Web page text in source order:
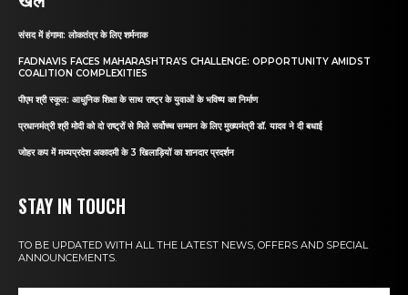
संसद में हंगामा: लोकतंत्र के लिए शर्मनाक
FADNAVIS FACES MAHARASHTRA’S CHALLENGE: OPPORTUNITY AMIDST
COALITION COMPLEXITIES
पीएम श्री स्कूल: आधुनिक शिक्षा के साथ राष्ट्र के युवाओं के भविष्य का निर्माण
प्रधानमंत्री श्री मोदी को दो राष्ट्रों से मिले सर्वोच्च सम्मान के लिए मुख्यमंत्री डॉ. यादव ने दी बधाई
जोहर कप में मध्यप्रदेश अकादमी के 3 खिलाड़ियों का शानदार प्रदर्शन
STAY IN TOUCH
TO BE UPDATED WITH ALL THE LATEST NEWS, OFFERS AND SPECIAL
ANNOUNCEMENTS.